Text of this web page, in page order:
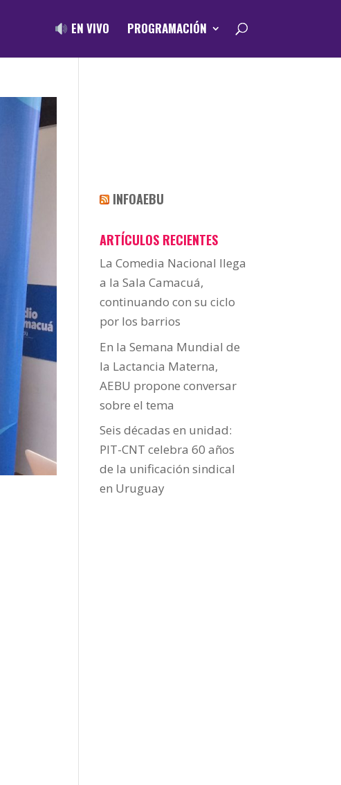
EN VIVO PROGRAMACIÓN
INFOAEBU
ARTÍCULOS RECIENTES
La Comedia Nacional llega
a la Sala Camacuá,
continuando con su ciclo
por los barrios
En la Semana Mundial de
la Lactancia Materna,
AEBU propone conversar
sobre el tema
Seis décadas en unidad:
PIT-CNT celebra 60 años
de la unificación sindical
en Uruguay